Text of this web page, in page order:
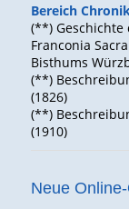
Bereich
(**) Geschichte
Franconia
Bisthums
(**)
(1826)
(**)
(1910)
Neue